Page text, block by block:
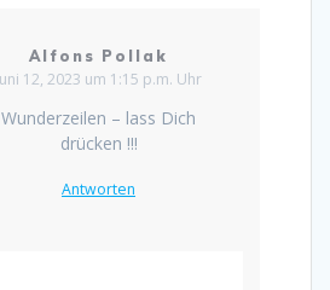
Alfons Pollak
12, 2023 um 1:15 p.m. Uhr
Wunderzeilen – lass Dich
drücken !!!
Antworten